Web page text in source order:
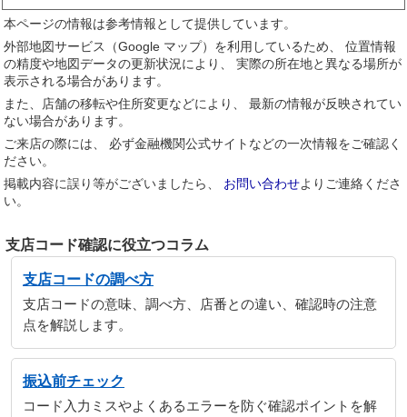
本ページの情報は参考情報として提供しています。
外部地図サービス（Google マップ）を利用しているため、 位置情報
の精度や地図データの更新状況により、 実際の所在地と異なる場所が
表示される場合があります。
また、店舗の移転や住所変更などにより、 最新の情報が反映されてい
ない場合があります。
ご来店の際には、 必ず金融機関公式サイトなどの一次情報をご確認く
ださい。
掲載内容に誤り等がございましたら、 お問い合わせよりご連絡くださ
い。
支店コード確認に役立つコラム
支店コードの調べ方
支店コードの意味、調べ方、店番との違い、確認時の注意
点を解説します。
振込前チェック
コード入力ミスやよくあるエラーを防ぐ確認ポイントを解